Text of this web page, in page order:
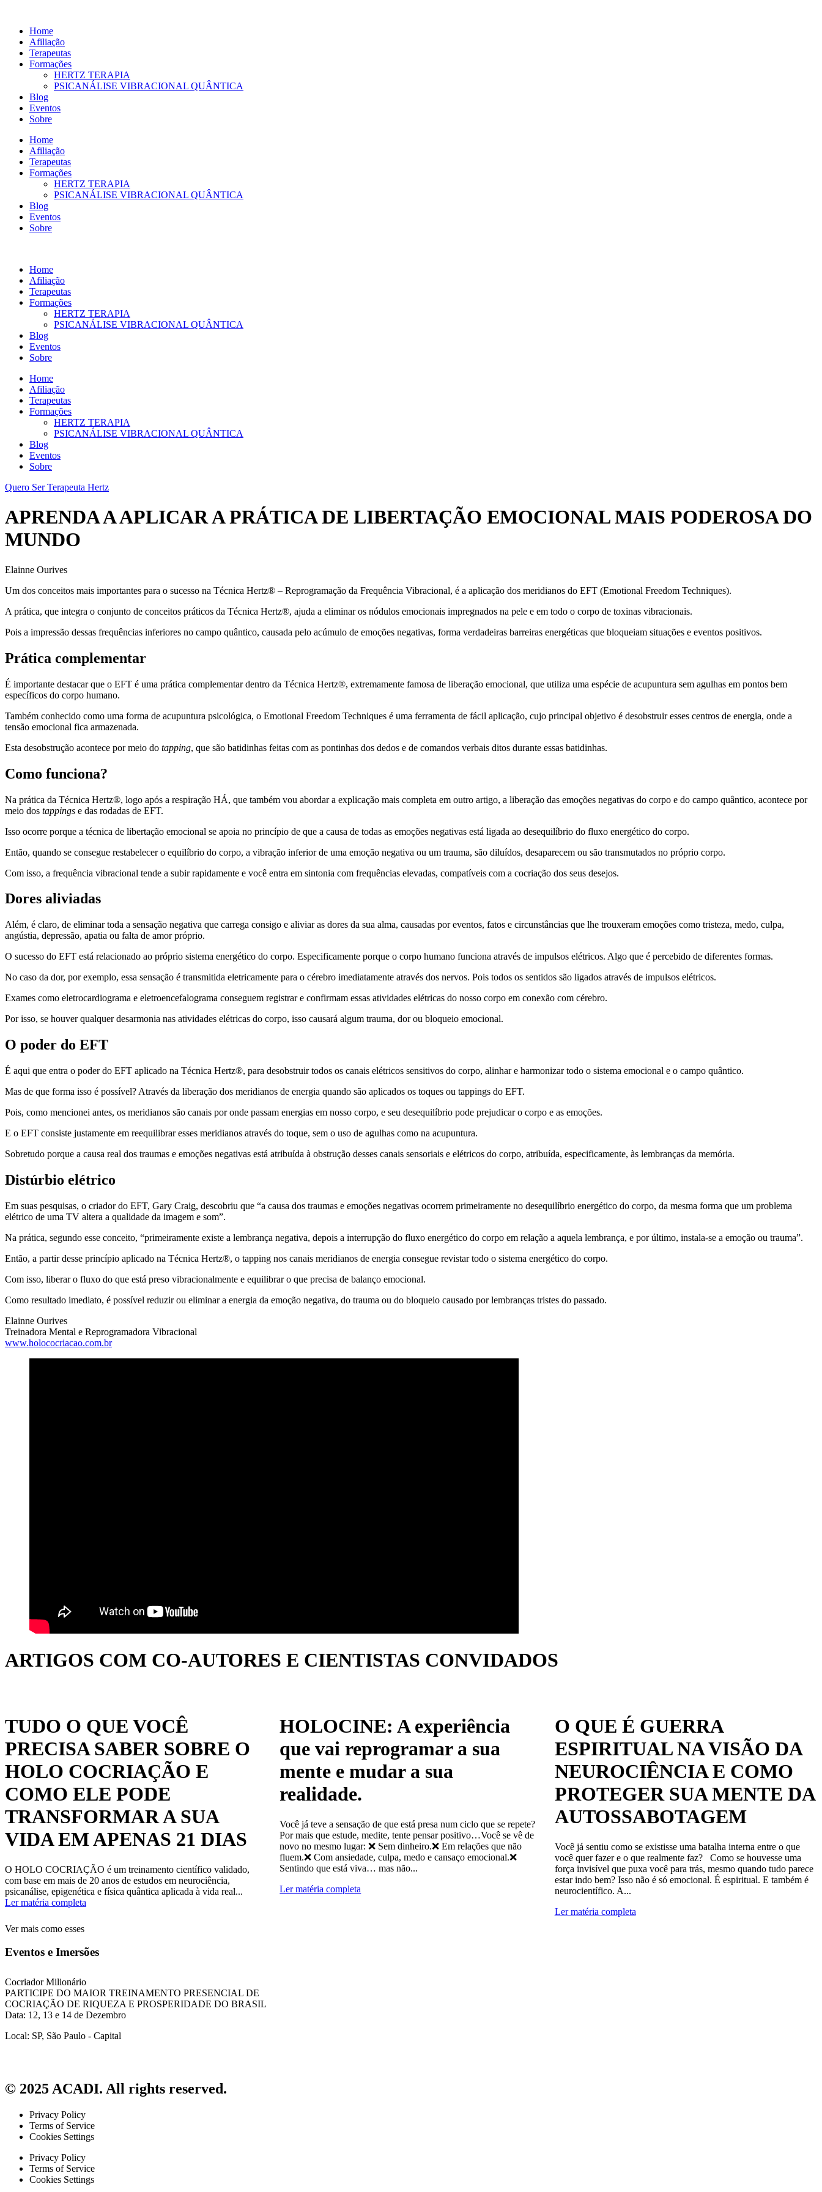
conteúdo
Home
Afiliação
Terapeutas
Formações
HERTZ TERAPIA
PSICANÁLISE VIBRACIONAL QUÂNTICA
Blog
Eventos
Sobre
Home
Afiliação
Terapeutas
Formações
HERTZ TERAPIA
PSICANÁLISE VIBRACIONAL QUÂNTICA
Blog
Eventos
Sobre
Home
Afiliação
Terapeutas
Formações
HERTZ TERAPIA
PSICANÁLISE VIBRACIONAL QUÂNTICA
Blog
Eventos
Sobre
Home
Afiliação
Terapeutas
Formações
HERTZ TERAPIA
PSICANÁLISE VIBRACIONAL QUÂNTICA
Blog
Eventos
Sobre
Quero Ser Terapeuta Hertz
APRENDA A APLICAR A PRÁTICA DE LIBERTAÇÃO EMOCIONAL MAIS PODEROSA DO
MUNDO
Elainne Ourives
Um dos conceitos mais importantes para o sucesso na Técnica Hertz® – Reprogramação da Frequência Vibracional, é a aplicação dos meridianos do EFT (Emotional Freedom Techniques).
A prática, que integra o conjunto de conceitos práticos da Técnica Hertz®, ajuda a eliminar os nódulos emocionais impregnados na pele e em todo o corpo de toxinas vibracionais.
Pois a impressão dessas frequências inferiores no campo quântico, causada pelo acúmulo de emoções negativas, forma verdadeiras barreiras energéticas que bloqueiam situações e eventos positivos.
Prática complementar
É importante destacar que o EFT é uma prática complementar dentro da Técnica Hertz®, extremamente famosa de liberação emocional, que utiliza uma espécie de acupuntura sem agulhas em pontos bem
específicos do corpo humano.
Também conhecido como uma forma de acupuntura psicológica, o Emotional Freedom Techniques é uma ferramenta de fácil aplicação, cujo principal objetivo é desobstruir esses centros de energia, onde a
tensão emocional fica armazenada.
Esta desobstrução acontece por meio do tapping, que são batidinhas feitas com as pontinhas dos dedos e de comandos verbais ditos durante essas batidinhas.
Como funciona?
Na prática da Técnica Hertz®, logo após a respiração HÁ, que também vou abordar a explicação mais completa em outro artigo, a liberação das emoções negativas do corpo e do campo quântico, acontece por
meio dos tappings e das rodadas de EFT.
Isso ocorre porque a técnica de libertação emocional se apoia no princípio de que a causa de todas as emoções negativas está ligada ao desequilíbrio do fluxo energético do corpo.
Então, quando se consegue restabelecer o equilíbrio do corpo, a vibração inferior de uma emoção negativa ou um trauma, são diluídos, desaparecem ou são transmutados no próprio corpo.
Com isso, a frequência vibracional tende a subir rapidamente e você entra em sintonia com frequências elevadas, compatíveis com a cocriação dos seus desejos.
Dores aliviadas
Além, é claro, de eliminar toda a sensação negativa que carrega consigo e aliviar as dores da sua alma, causadas por eventos, fatos e circunstâncias que lhe trouxeram emoções como tristeza, medo, culpa,
angústia, depressão, apatia ou falta de amor próprio.
O sucesso do EFT está relacionado ao próprio sistema energético do corpo. Especificamente porque o corpo humano funciona através de impulsos elétricos. Algo que é percebido de diferentes formas.
No caso da dor, por exemplo, essa sensação é transmitida eletricamente para o cérebro imediatamente através dos nervos. Pois todos os sentidos são ligados através de impulsos elétricos.
Exames como eletrocardiograma e eletroencefalograma conseguem registrar e confirmam essas atividades elétricas do nosso corpo em conexão com cérebro.
Por isso, se houver qualquer desarmonia nas atividades elétricas do corpo, isso causará algum trauma, dor ou bloqueio emocional.
O poder do EFT
É aqui que entra o poder do EFT aplicado na Técnica Hertz®, para desobstruir todos os canais elétricos sensitivos do corpo, alinhar e harmonizar todo o sistema emocional e o campo quântico.
Mas de que forma isso é possível? Através da liberação dos meridianos de energia quando são aplicados os toques ou tappings do EFT.
Pois, como mencionei antes, os meridianos são canais por onde passam energias em nosso corpo, e seu desequilíbrio pode prejudicar o corpo e as emoções.
E o EFT consiste justamente em reequilibrar esses meridianos através do toque, sem o uso de agulhas como na acupuntura.
Sobretudo porque a causa real dos traumas e emoções negativas está atribuída à obstrução desses canais sensoriais e elétricos do corpo, atribuída, especificamente, às lembranças da memória.
Distúrbio elétrico
Em suas pesquisas, o criador do EFT, Gary Craig, descobriu que “a causa dos traumas e emoções negativas ocorrem primeiramente no desequilíbrio energético do corpo, da mesma forma que um problema
elétrico de uma TV altera a qualidade da imagem e som”.
Na prática, segundo esse conceito, “primeiramente existe a lembrança negativa, depois a interrupção do fluxo energético do corpo em relação a aquela lembrança, e por último, instala-se a emoção ou trauma”.
Então, a partir desse princípio aplicado na Técnica Hertz®, o tapping nos canais meridianos de energia consegue revistar todo o sistema energético do corpo.
Com isso, liberar o fluxo do que está preso vibracionalmente e equilibrar o que precisa de balanço emocional.
Como resultado imediato, é possível reduzir ou eliminar a energia da emoção negativa, do trauma ou do bloqueio causado por lembranças tristes do passado.
Elainne Ourives
Treinadora Mental e Reprogramadora Vibracional
www.holococriacao.com.br
ARTIGOS COM CO-AUTORES E CIENTISTAS CONVIDADOS
TUDO O QUE VOCÊ
PRECISA SABER SOBRE O
HOLO COCRIAÇÃO E
COMO ELE PODE
TRANSFORMAR A SUA
VIDA EM APENAS 21 DIAS
O HOLO COCRIAÇÃO é um treinamento científico validado,
com base em mais de 20 anos de estudos em neurociência,
psicanálise, epigenética e física quântica aplicada à vida real...
Ler matéria completa
HOLOCINE: A experiência
que vai reprogramar a sua
mente e mudar a sua
realidade.
Você já teve a sensação de que está presa num ciclo que se repete?
Por mais que estude, medite, tente pensar positivo…Você se vê de
novo no mesmo lugar: ❌ Sem dinheiro.❌ Em relações que não
fluem.❌ Com ansiedade, culpa, medo e cansaço emocional.❌
Sentindo que está viva… mas não...
Ler matéria completa
O QUE É GUERRA
ESPIRITUAL NA VISÃO DA
NEUROCIÊNCIA E COMO
PROTEGER SUA MENTE DA
AUTOSSABOTAGEM
Você já sentiu como se existisse uma batalha interna entre o que
você quer fazer e o que realmente faz? Como se houvesse uma
força invisível que puxa você para trás, mesmo quando tudo parece
estar indo bem? Isso não é só emocional. É espiritual. E também é
neurocientífico. A...
Ler matéria completa
Ver mais como esses
Eventos e Imersões
Cocriador Milionário
PARTICIPE DO MAIOR TREINAMENTO PRESENCIAL DE
COCRIAÇÃO DE RIQUEZA E PROSPERIDADE DO BRASIL
Data: 12, 13 e 14 de Dezembro
Local: SP, São Paulo - Capital
© 2025 ACADI. All rights reserved.
Privacy Policy
Terms of Service
Cookies Settings
Privacy Policy
Terms of Service
Cookies Settings